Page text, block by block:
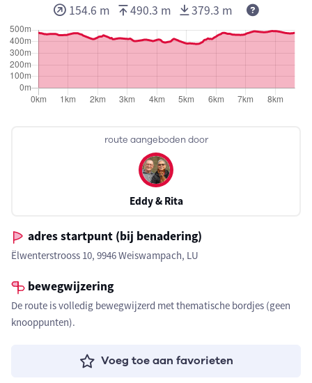
route aangeboden door
Eddy & Rita
adres startpunt (bij benadering)
Ëlwenterstrooss 10, 9946 Weiswampach, LU
bewegwijzering
De route is volledig bewegwijzerd met thematische bordjes (geen
knooppunten).
Voeg toe aan favorieten
154.6 m 490.3 m 379.3 m